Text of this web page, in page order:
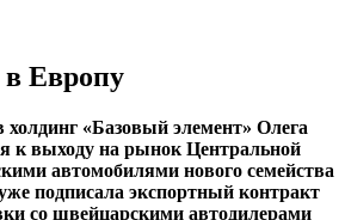
в Европу
холдинг «Базовый элемент» Олега
к выходу на рынок Центральной
автомобилями нового семейства
подписала экспортный контракт
со швейцарскими автодилерами